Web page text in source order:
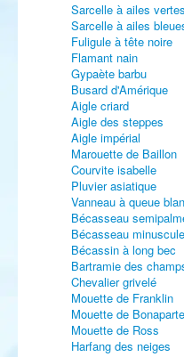
Sarcelle à ailes vertes
Sarcelle à ailes
Fuligule à tête noire
Flamant nain
Gypaète barbu
Busard d'Amérique
Aigle criard
Aigle des steppes
Aigle impérial
Marouette de Baillon
Courvite isabelle
Pluvier asiatique
Vanneau à queue
Bécasseau
Bécasseau minuscule
Bécassin à long bec
Bartramie des
Chevalier grivelé
Mouette de Franklin
Mouette de Bonaparte
Mouette de Ross
Harfang des neiges